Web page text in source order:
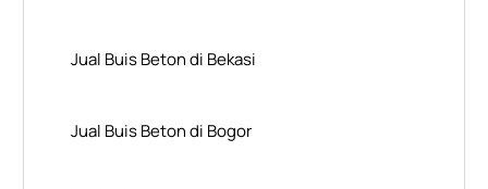
Jual Buis Beton di Bekasi
Jual Buis Beton di Bogor